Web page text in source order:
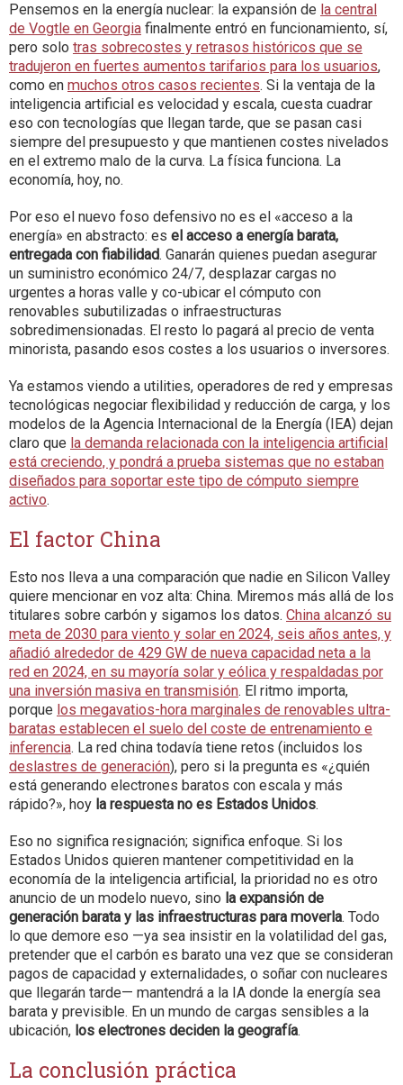
Pensemos en la energía nuclear: la expansión de la central
de Vogtle en Georgia finalmente entró en funcionamiento, sí,
pero solo tras sobrecostes y retrasos históricos que se
tradujeron en fuertes aumentos tarifarios para los usuarios,
como en muchos otros casos recientes. Si la ventaja de la
inteligencia artificial es velocidad y escala, cuesta cuadrar
eso con tecnologías que llegan tarde, que se pasan casi
siempre del presupuesto y que mantienen costes nivelados
en el extremo malo de la curva. La física funciona. La
economía, hoy, no.
Por eso el nuevo foso defensivo no es el «acceso a la
energía» en abstracto: es el acceso a energía barata,
entregada con fiabilidad. Ganarán quienes puedan asegurar
un suministro económico 24/7, desplazar cargas no
urgentes a horas valle y co-ubicar el cómputo con
renovables subutilizadas o infraestructuras
sobredimensionadas. El resto lo pagará al precio de venta
minorista, pasando esos costes a los usuarios o inversores.
Ya estamos viendo a utilities, operadores de red y empresas
tecnológicas negociar flexibilidad y reducción de carga, y los
modelos de la Agencia Internacional de la Energía (IEA) dejan
claro que la demanda relacionada con la inteligencia artificial
está creciendo, y pondrá a prueba sistemas que no estaban
diseñados para soportar este tipo de cómputo siempre
activo.
El factor China
Esto nos lleva a una comparación que nadie en Silicon Valley
quiere mencionar en voz alta: China. Miremos más allá de los
titulares sobre carbón y sigamos los datos. China alcanzó su
meta de 2030 para viento y solar en 2024, seis años antes, y
añadió alrededor de 429 GW de nueva capacidad neta a la
red en 2024, en su mayoría solar y eólica y respaldadas por
una inversión masiva en transmisión. El ritmo importa,
porque los megavatios-hora marginales de renovables ultra-
baratas establecen el suelo del coste de entrenamiento e
inferencia. La red china todavía tiene retos (incluidos los
deslastres de generación), pero si la pregunta es «¿quién
está generando electrones baratos con escala y más
rápido?», hoy la respuesta no es Estados Unidos.
Eso no significa resignación; significa enfoque. Si los
Estados Unidos quieren mantener competitividad en la
economía de la inteligencia artificial, la prioridad no es otro
anuncio de un modelo nuevo, sino la expansión de
generación barata y las infraestructuras para moverla. Todo
lo que demore eso —ya sea insistir en la volatilidad del gas,
pretender que el carbón es barato una vez que se consideran
pagos de capacidad y externalidades, o soñar con nucleares
que llegarán tarde— mantendrá a la IA donde la energía sea
barata y previsible. En un mundo de cargas sensibles a la
ubicación, los electrones deciden la geografía.
La conclusión práctica